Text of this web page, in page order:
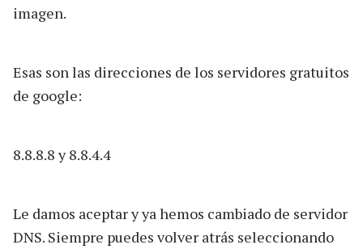
imagen.
Esas son las direcciones de los servidores gratuitos
de google:
8.8.8.8 y 8.8.4.4
Le damos aceptar y ya hemos cambiado de servidor
DNS. Siempre puedes volver atrás seleccionando